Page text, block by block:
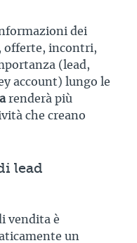
dei
offerte, incontri,
(lead,
account) lungo le
renderà più
che creano
lead
vendita è
un